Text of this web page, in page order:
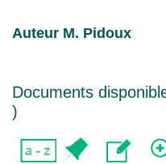
Auteur M. Pidoux
Documents
)